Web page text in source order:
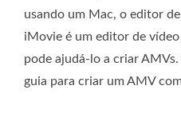
usando um Mac, o editor
iMovie é um editor de
pode ajudá-lo a criar
guia para criar um AMV